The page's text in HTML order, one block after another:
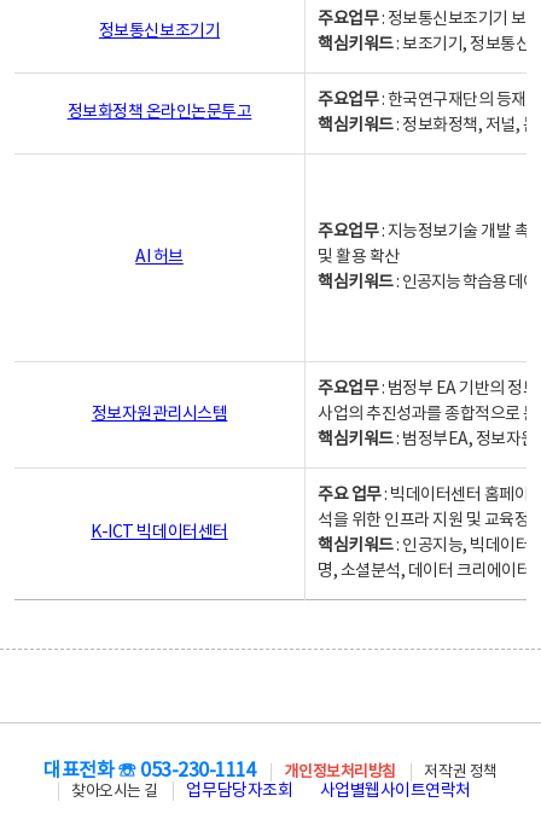
정보통신보조기기
주요업무: 정보통신보조기기 보
핵심키워드: 보조기기, 정보통신
정보화정책 온라인논문투고
주요업무: 한국연구재단의 등재
핵심키워드: 정보화정책, 저널,
AI 허브
주요업무: 지능정보기술 개발 촉
및 활용 확산
핵심키워드: 인공지능 학습용 데
정보자원관리시스템
주요업무: 범정부 EA 기반의 정
사업의 추진성과를 종합적으로
핵심키워드: 범정부EA, 정보자
K-ICT 빅데이터센터
주요 업무: 빅데이터센터 홈페이
석을 위한 인프라 지원 및 교육정
핵심키워드: 인공지능, 빅데이터,
명, 소셜분석, 데이터 크리에이터
대표전화 ☏ 053-230-1114 개인정보처리방침
저작권 정책
찾아오시는 길
업무담당자조회 사업별웹사이트연락처